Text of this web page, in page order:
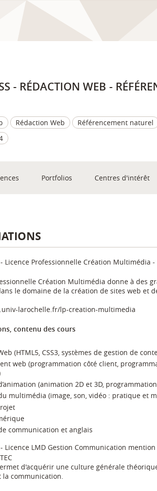
- RÉDACTION WEB -
Rédaction Web
Référencement naturel
Portfolios Centres d'intérêt
Licence Professionnelle Création Multimédia
Création Multimédia donne à des
le domaine de la création de sites web et
larochelle.fr/lp-creation-multimedia
contenu des cours
(HTML5, CSS3, systèmes de gestion de
web (programmation côté client,
(animation 2D et 3D,
multimédia (image, son, vidéo : pratique et
communication et anglais
Licence LMD Gestion Communication
d'acquérir une culture générale
la communication.